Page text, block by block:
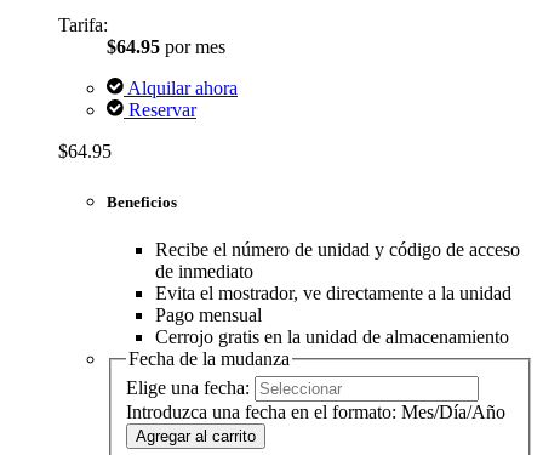
Tarifa:
$64.95 por mes
Alquilar ahora
Reservar
$64.95
Beneficios
Recibe el número de unidad y código de acceso
de inmediato
Evita el mostrador, ve directamente a la unidad
Pago mensual
Cerrojo gratis en la unidad de almacenamiento
Fecha de la mudanza
Elige una fecha:
Introduzca una fecha en el formato: Mes/Día/Año
Agregar al carrito